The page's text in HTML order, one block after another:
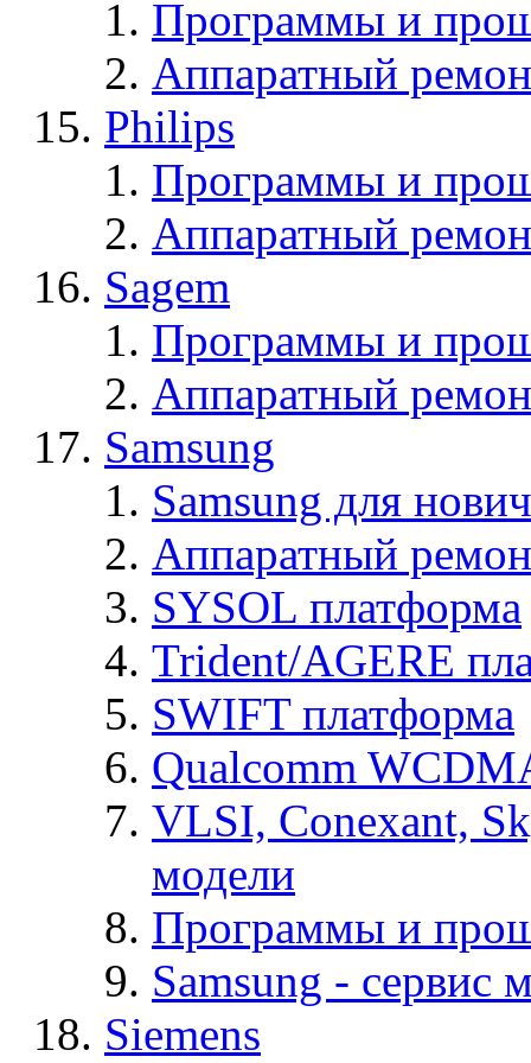
Программы и
Аппаратный
Philips
Программы и
Аппаратный
Sagem
Программы и
Аппаратный
Samsung
Samsung для
Аппаратный
SYSOL платформа
Trident/AGERE
SWIFT платформа
Qualcomm
VLSI, Conexant,
модели
Программы и
Samsung - cервис
Siemens